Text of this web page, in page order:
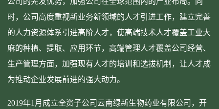
时，公司高度重视新业务新领域的人才引进工作，建立完善
的人力资源体系引进高阶人才，使高端技术人才覆盖工业大
麻的种植、提取、应用环节，高端管理人才覆盖公司经营、
生产管理方面，加强现有人才的培训和选拔机制，让人才成
为推动企业发展前进的强大动力。
2019年1月成立全资子公司云南绿新生物药业有限公司，开